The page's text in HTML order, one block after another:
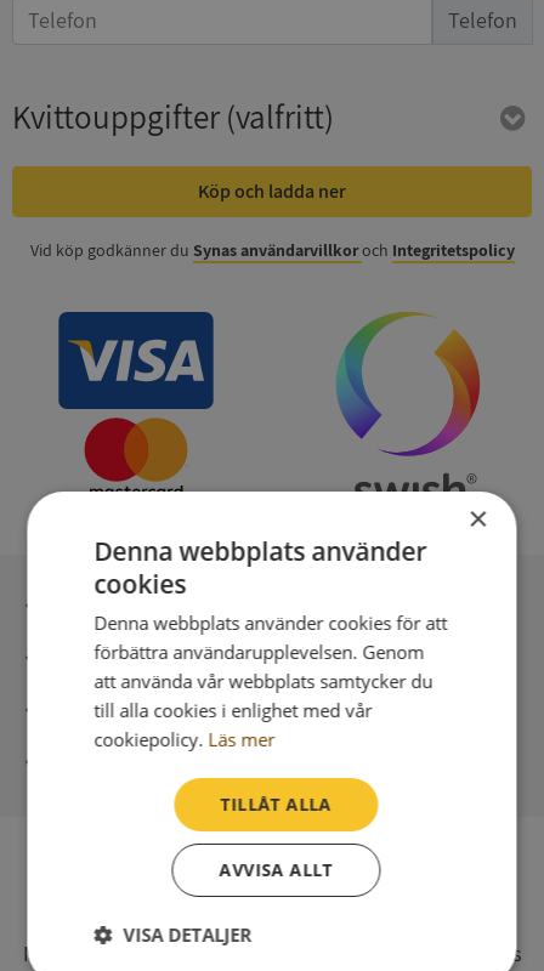
Telefon
Kvittouppgifter(valfritt)
Köp och ladda ner
Vid köp godkänner du Synas användarvillkoroch Integritetspolicy
Säker betalning med stripe
Direkt digital leverans
Syna har för webbplatsen www.syna.se ett av
Myndigheten för press, radio och tv s.k. utgivningsbevis
×
Denna webbplats använder
cookies
Denna webbplats använder cookies för att
förbättra användarupplevelsen. Genom
att använda vår webbplats samtycker du
till alla cookies i enlighet med vår
cookiepolicy. Läs mer
TILLÅT ALLA
AVVISA ALLT
VISA DETALJER